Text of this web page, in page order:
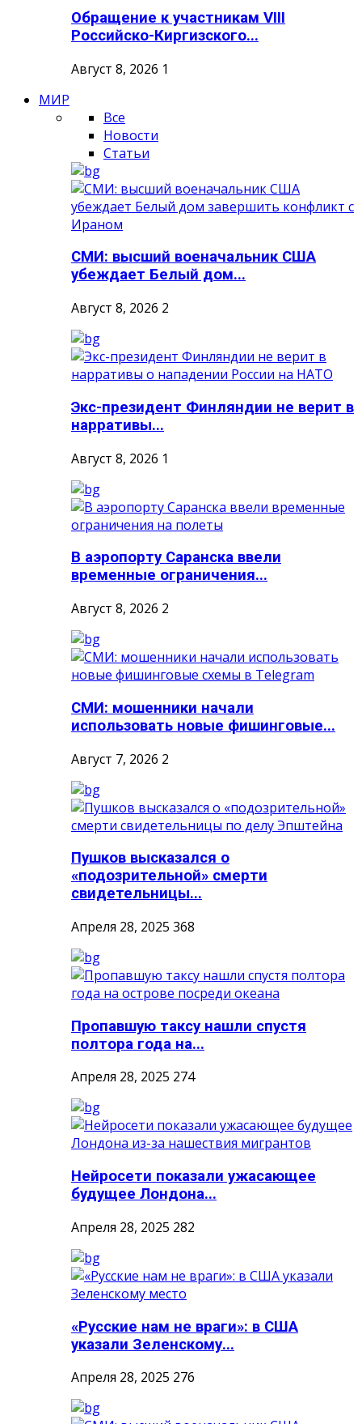
Обращение к участникам VIII
Российско-Киргизского...
Август 8, 2026 1
МИР
Все
Новости
Статьи
СМИ: высший военачальник США
убеждает Белый дом...
Август 8, 2026 2
Экс-президент Финляндии не верит в
нарративы...
Август 8, 2026 1
В аэропорту Саранска ввели
временные ограничения...
Август 8, 2026 2
СМИ: мошенники начали
использовать новые фишинговые...
Август 7, 2026 2
Пушков высказался о
«подозрительной» смерти
свидетельницы...
Апреля 28, 2025 368
Пропавшую таксу нашли спустя
полтора года на...
Апреля 28, 2025 274
Нейросети показали ужасающее
будущее Лондона...
Апреля 28, 2025 282
«Русские нам не враги»: в США
указали Зеленскому...
Апреля 28, 2025 276